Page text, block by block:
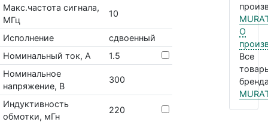
Макс.частота сигнала,
МГц
10
Исполнение
сдвоенный
Номинальный ток, А
1.5
Номинальное
напряжение, В
300
Индуктивность
обмотки, мГн
220
О
Все